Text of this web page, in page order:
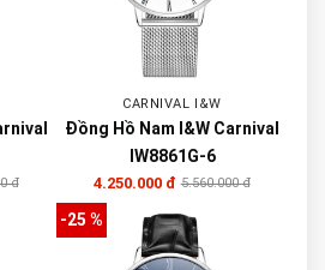
đ
CARNIVAL I&W
Đồng Hồ Nam I&W Carnival
IW8861G-6
4.250.000 đ 5.560.000 đ
-25 %